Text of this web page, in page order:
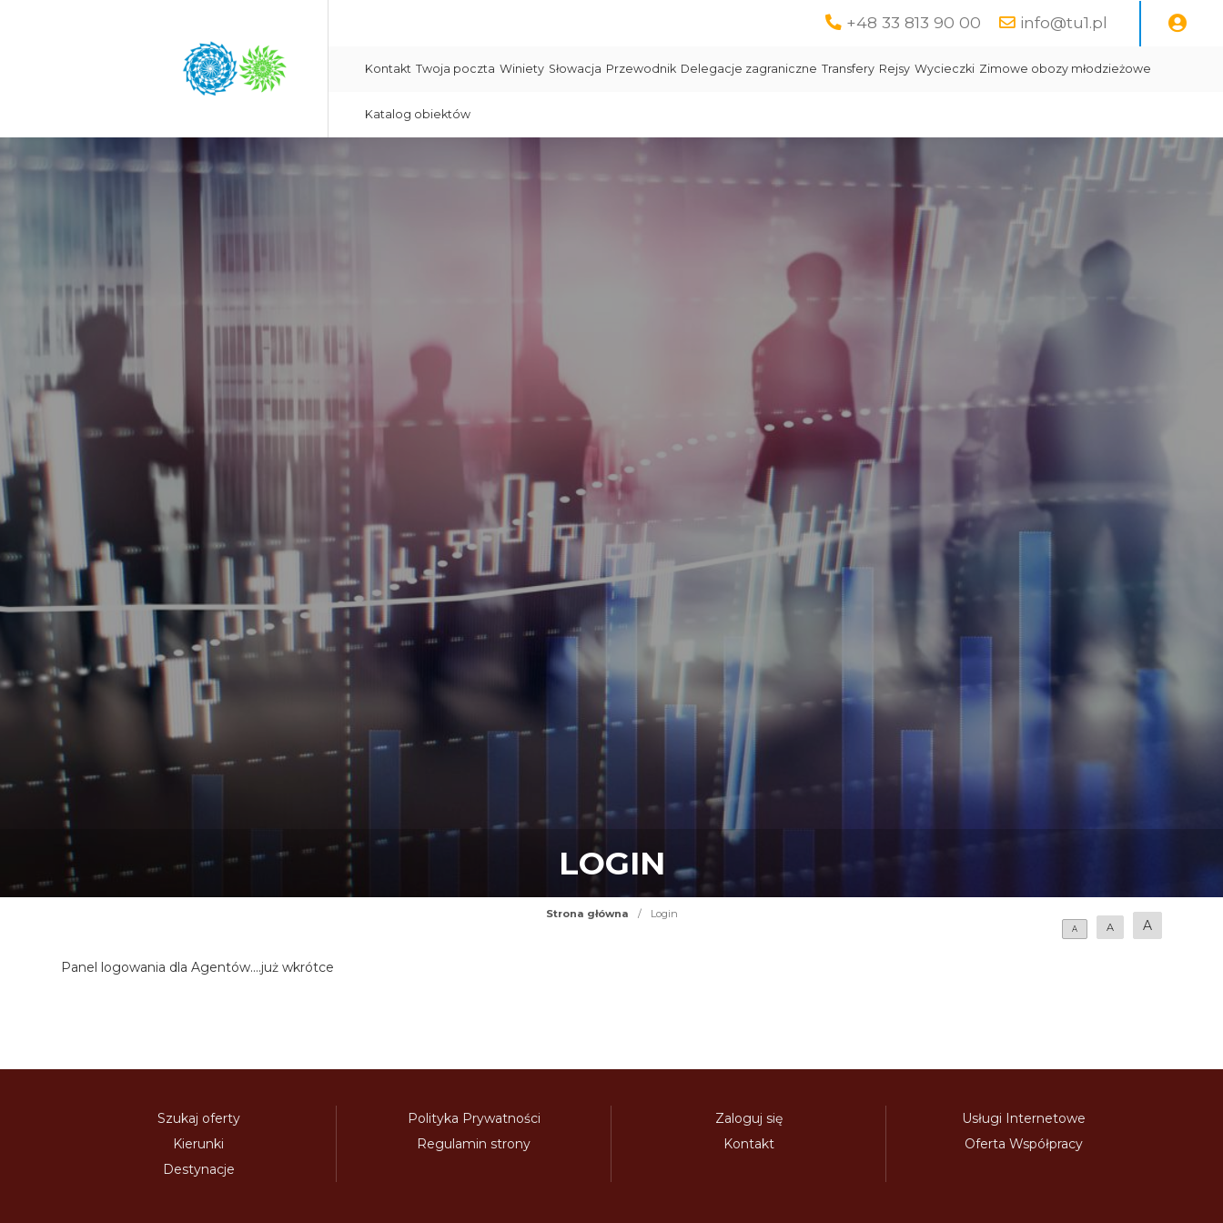
+48 33 813 90 00 info@tu1.pl
Kontakt Twoja poczta Winiety Słowacja Przewodnik Delegacje zagraniczne Transfery Rejsy Wycieczki Zimowe obozy młodzieżowe
Katalog obiektów
LOGIN
Strona główna / Login
A A A
Panel logowania dla Agentów....już wkrótce
Szukaj oferty
Kierunki
Destynacje
Polityka Prywatności
Regulamin strony
Zaloguj się
Kontakt
Usługi Internetowe
Oferta Współpracy